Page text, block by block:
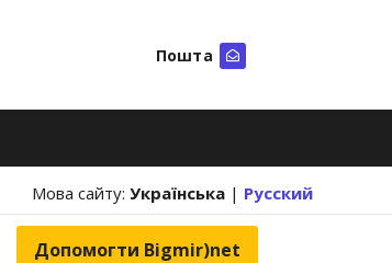
Пошта
Мова сайту: Українська | Русский
Допомогти Bigmir)net